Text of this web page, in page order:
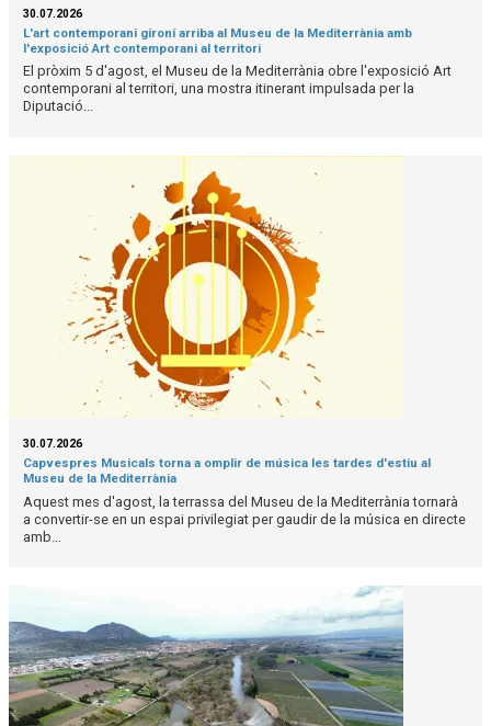
30.07.2026
L'art contemporani gironí arriba al Museu de la Mediterrània amb
l'exposició Art contemporani al territori
El pròxim 5 d'agost, el Museu de la Mediterrània obre l'exposició Art
contemporani al territori, una mostra itinerant impulsada per la
Diputació...
30.07.2026
Capvespres Musicals torna a omplir de música les tardes d'estiu al
Museu de la Mediterrània
Aquest mes d'agost, la terrassa del Museu de la Mediterrània tornarà
a convertir-se en un espai privilegiat per gaudir de la música en directe
amb...